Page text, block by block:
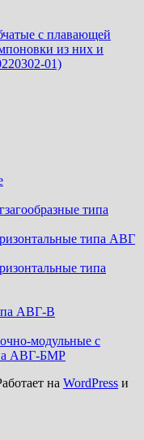
c плавающей
из них и
01)
типа
типа АВГ
типа
АВГ-В
модульные с
АВГ-БМР
на WordPress и